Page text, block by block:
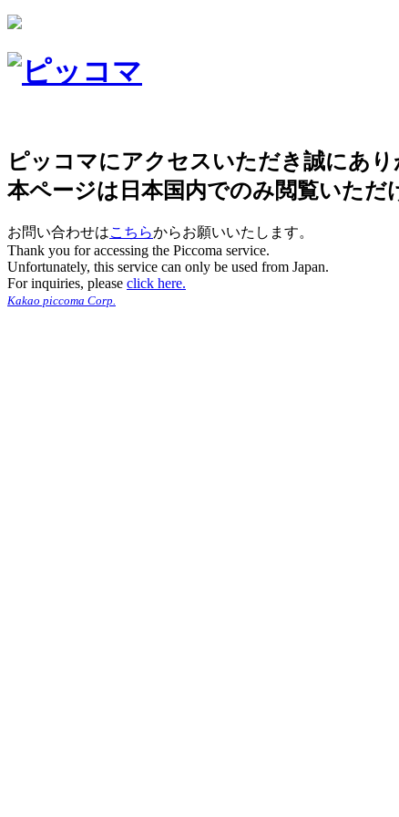
ピッコマにアクセスいただき誠にあり
本ページは日本国内でのみ閲覧いただ
お問い合わせはこちらからお願いいたします。
Thank you for accessing the Piccoma service.
Unfortunately, this service can only be used from Japan.
For inquiries, please click here.
Kakao piccoma Corp.